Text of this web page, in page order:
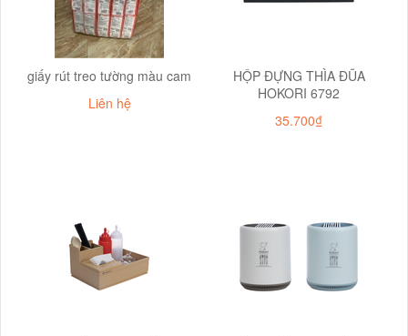
giấy rút treo tường màu cam
Liên hệ
HỘP ĐỰNG THÌA ĐŨA
HOKORI 6792
35.700₫